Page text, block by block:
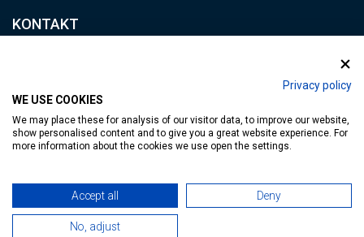
Privacy policy
WE USE COOKIES
We may place these for analysis of our visitor data, to improve our website,
show personalised content and to give you a great website experience. For
more information about the cookies we use open the settings.
Accept all Deny
No, adjust
KONTAKT
Telefon:
+36 83 540 131
zugängliche Webseite